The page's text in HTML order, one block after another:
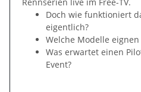
Doch wie funktioniert
eigentlich?
Welche Modelle
Was erwartet einen
Event?